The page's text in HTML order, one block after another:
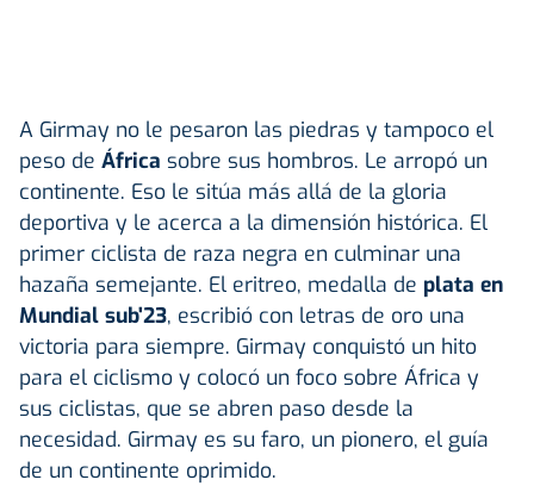
A Girmay no le pesaron las piedras y tampoco el
peso de África sobre sus hombros. Le arropó un
continente. Eso le sitúa más allá de la gloria
deportiva y le acerca a la dimensión histórica. El
primer ciclista de raza negra en culminar una
hazaña semejante. El eritreo, medalla de plata en
Mundial sub'23, escribió con letras de oro una
victoria para siempre. Girmay conquistó un hito
para el ciclismo y colocó un foco sobre África y
sus ciclistas, que se abren paso desde la
necesidad. Girmay es su faro, un pionero, el guía
de un continente oprimido.